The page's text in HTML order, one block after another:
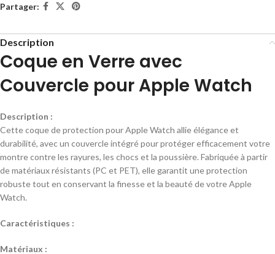
Partager:
Description
Coque en Verre avec
Couvercle pour Apple Watch
Description :
Cette coque de protection pour Apple Watch allie élégance et
durabilité, avec un couvercle intégré pour protéger efficacement votre
montre contre les rayures, les chocs et la poussière. Fabriquée à partir
de matériaux résistants (PC et PET), elle garantit une protection
robuste tout en conservant la finesse et la beauté de votre Apple
Watch.
Caractéristiques :
Matériaux :